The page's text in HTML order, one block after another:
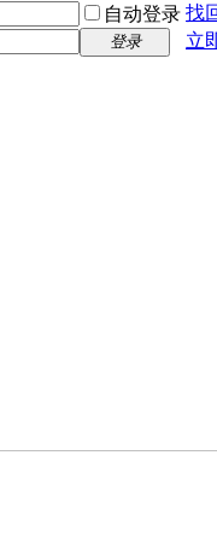
自动登录 找
登录
立